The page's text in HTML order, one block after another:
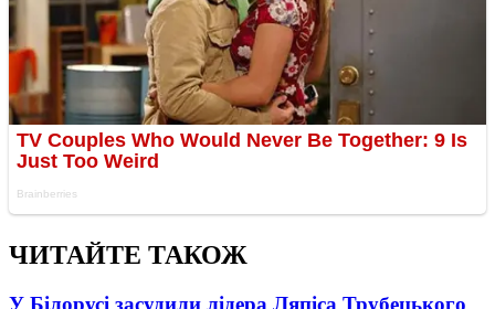
ЧИТАЙТЕ ТАКОЖ
У Білорусі засудили лідера Ляпіса Трубецького